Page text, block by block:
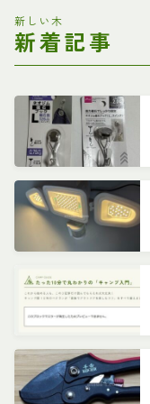
新しい木
新着記事